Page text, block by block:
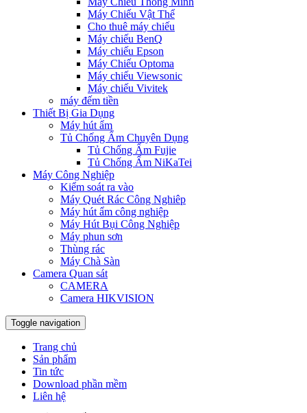
Máy Chiếu Vật Thể
Cho thuê máy chiếu
Máy chiếu BenQ
Máy chiếu Epson
Máy Chiếu Optoma
Máy chiếu Viewsonic
Máy chiếu Vivitek
máy đếm tiền
Thiết Bị Gia Dụng
Máy hút ẩm
Tủ Chống Ẩm Chuyên Dụng
Tủ Chống Ẩm Fujie
Tủ Chống Ẩm NiKaTei
Máy Công Nghiệp
Kiểm soát ra vào
Máy Quét Rác Công Nghiêp
Máy hút ẩm công nghiệp
Máy Hút Bụi Công Nghiệp
Máy phun sơn
Thùng rác
Máy Chà Sàn
Camera Quan sát
CAMERA
Camera HIKVISION
Toggle navigation
Trang chủ
Sản phẩm
Tin tức
Download phần mềm
Liên hệ